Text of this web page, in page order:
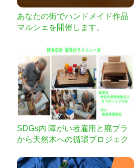
あなたの街でハンドメイド作品
マルシェを開催します。
SDGs内 障がい者雇用と廃プラ
から天然木への循環プロジェク